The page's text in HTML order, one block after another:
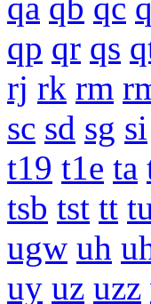
qa qb qc
qp qr qs
rj rk rm
sc sd sg si
t19 t1e ta
tsb tst tt
ugw uh
uy uz uzz